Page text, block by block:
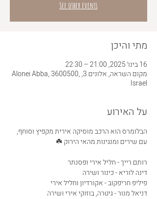
See other events
מתי והיכן
16 בינו׳ 2025, 21:00 – 22:30
מקום השראה, אלונים 3, Alonei Abba, 3600500,
Israel
על האירוע
הבלומרס הוא הרכב מוסיקה אירית מקפיץ וסוחף,
עם שירים ומנגינות מהאי הירוק ☘️
רותם רייך - חליל אירי ופסנתר
דינה לוריא - כינור ושירה
פיליפ חריפקוב - אקורדיון וחליל אירי
דניאל מנור - גיטרה, בוזוקי אירי ושירה